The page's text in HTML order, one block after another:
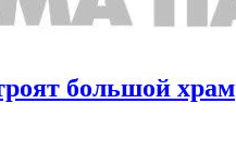
большой храм